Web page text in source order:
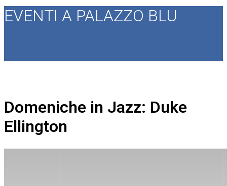
EVENTI A PALAZZO BLU
Domeniche in Jazz: Duke
Ellington